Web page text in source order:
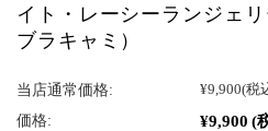
イト・レーシーランジェ
ブラキャミ）
当店通常価格: ¥9,900(税
価格: ¥9,900 (